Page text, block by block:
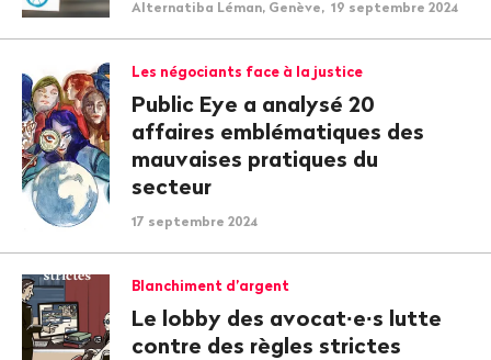
Alternatiba Léman, Genève, 19 septembre 2024
Les négociants face à la justice
Public Eye a analysé 20
affaires emblématiques des
mauvaises pratiques du
secteur
17 septembre 2024
Blanchiment d’argent
Le lobby des avocat∙e∙s lutte
contre des règles strictes